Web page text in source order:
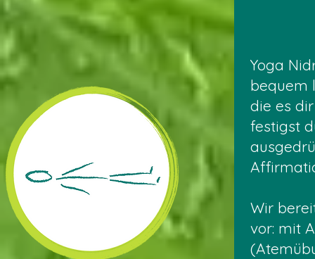
Yoga
bequem
die es
festigst
Wir
vor: mit